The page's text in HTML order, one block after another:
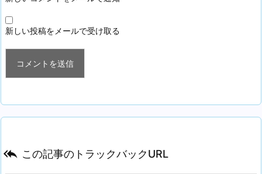
新しい投稿をメールで受け取る
 この記事のトラックバックURL